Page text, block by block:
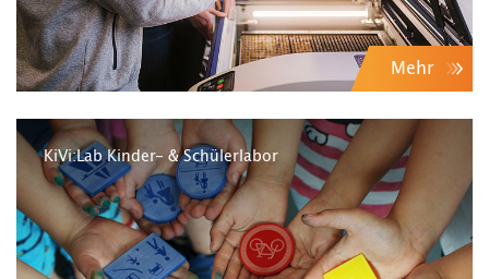
Mehr
KiVi:Lab Kinder- & Schülerlabor